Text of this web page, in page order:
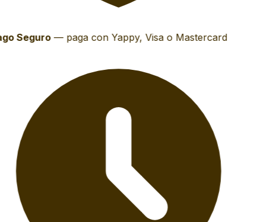
Seguro— paga con Yappy, Visa o Mastercard